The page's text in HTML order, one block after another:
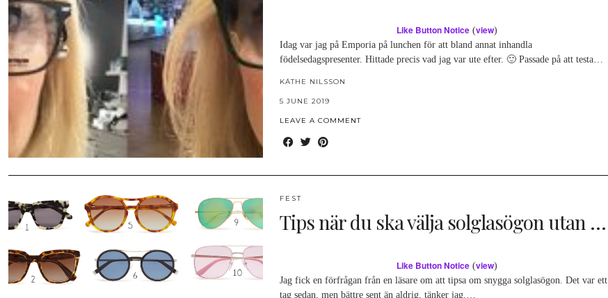
Like Button Notice (view)
Idag var jag på Emporia på lunchen för att bland annat inhandla
födelsedagspresenter. Hittade precis vad jag var ute efter. 🙂 Passade på att testa…
KÄTHE NILSSON
5 JUNE 2019
LEAVE A COMMENT
FEST
Tips när du ska välja solglasögon utan …
Like Button Notice (view)
Jag fick en förfrågan från en läsare om att tipsa om snygga solglasögon. Det var ett
tag sedan, men bättre sent än aldrig, tänker jag.…